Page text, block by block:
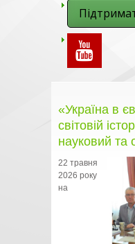
«Україна в
світовій
науковий та
22 травня
2026 року
на